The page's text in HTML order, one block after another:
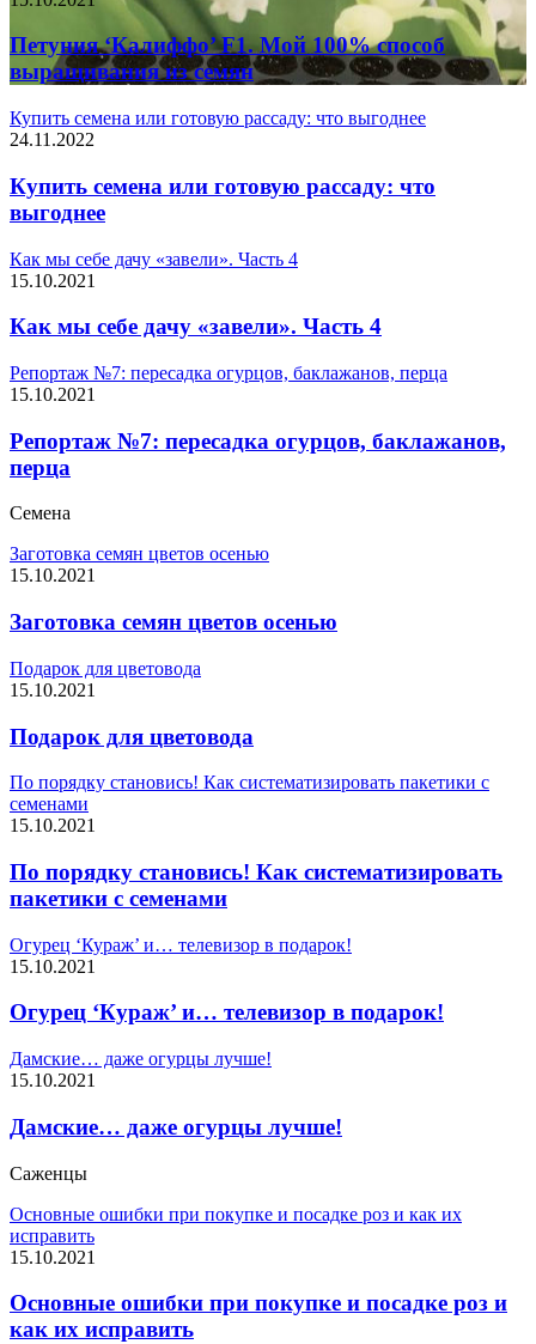
Петуния ‘Калиффо’ F1. Мой 100% способ
выращивания из семян
Купить семена или готовую рассаду: что выгоднее
24.11.2022
Купить семена или готовую рассаду: что
выгоднее
Как мы себе дачу «завели». Часть 4
15.10.2021
Как мы себе дачу «завели». Часть 4
Репортаж №7: пересадка огурцов, баклажанов, перца
15.10.2021
Репортаж №7: пересадка огурцов, баклажанов,
перца
Семена
Заготовка семян цветов осенью
15.10.2021
Заготовка семян цветов осенью
Подарок для цветовода
15.10.2021
Подарок для цветовода
По порядку становись! Как систематизировать пакетики с
семенами
15.10.2021
По порядку становись! Как систематизировать
пакетики с семенами
Огурец ‘Кураж’ и… телевизор в подарок!
15.10.2021
Огурец ‘Кураж’ и… телевизор в подарок!
Дамские… даже огурцы лучше!
15.10.2021
Дамские… даже огурцы лучше!
Саженцы
Основные ошибки при покупке и посадке роз и как их
исправить
15.10.2021
Основные ошибки при покупке и посадке роз и
как их исправить